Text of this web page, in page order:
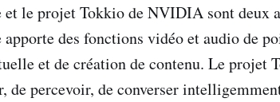
le projet Tokkio de NVIDIA sont deux
des fonctions vidéo et audio de
et de création de contenu. Le projet
de percevoir, de converser